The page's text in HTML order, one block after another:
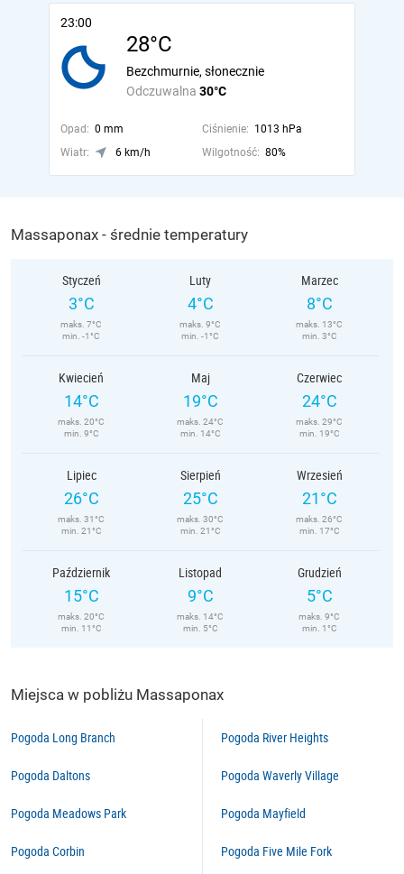
23:00
28°C
Odczuwalna 30°C
Bezchmurnie, słonecznie
Opad: 0 mm Ciśnienie: 1013 hPa
Wiatr:
6 km/h Wilgotność: 80%
Massaponax - średnie temperatury
Styczeń
3°C
maks. 7°C
min. -1°C
Luty
4°C
maks. 9°C
min. -1°C
Marzec
8°C
maks. 13°C
min. 3°C
Kwiecień
14°C
maks. 20°C
min. 9°C
Maj
19°C
maks. 24°C
min. 14°C
Czerwiec
24°C
maks. 29°C
min. 19°C
Lipiec
26°C
maks. 31°C
min. 21°C
Sierpień
25°C
maks. 30°C
min. 21°C
Wrzesień
21°C
maks. 26°C
min. 17°C
Październik
15°C
maks. 20°C
min. 11°C
Listopad
9°C
maks. 14°C
min. 5°C
Grudzień
5°C
maks. 9°C
min. 1°C
Miejsca w pobliżu Massaponax
Pogoda Long Branch
Pogoda Daltons
Pogoda Meadows Park
Pogoda Corbin
Pogoda River Heights
Pogoda Waverly Village
Pogoda Mayfield
Pogoda Five Mile Fork